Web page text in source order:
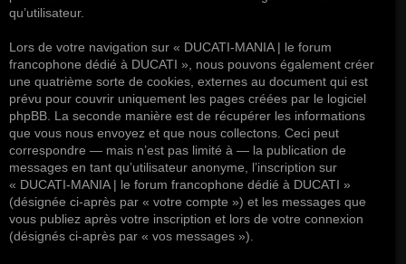
qu’utilisateur.
Lors de votre navigation sur « DUCATI-MANIA | le forum
francophone dédié à DUCATI », nous pouvons également créer
une quatrième sorte de cookies, externes au document qui est
prévu pour couvrir uniquement les pages créées par le logiciel
phpBB. La seconde manière est de récupérer les informations
que vous nous envoyez et que nous collectons. Ceci peut
correspondre — mais n’est pas limité à — la publication de
messages en tant qu’utilisateur anonyme, l’inscription sur
« DUCATI-MANIA | le forum francophone dédié à DUCATI »
(désignée ci-après par « votre compte ») et les messages que
vous publiez après votre inscription et lors de votre connexion
(désignés ci-après par « vos messages »).